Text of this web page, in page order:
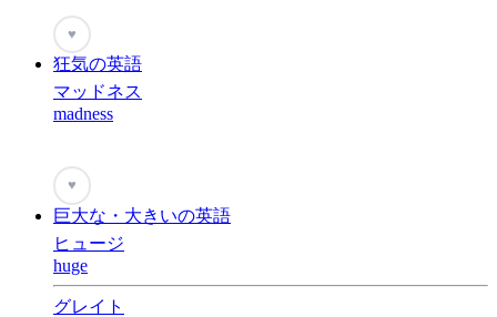
♥
狂気の英語
マッドネス
madness
♥
巨大な・大きいの英語
ヒュージ
huge
グレイト